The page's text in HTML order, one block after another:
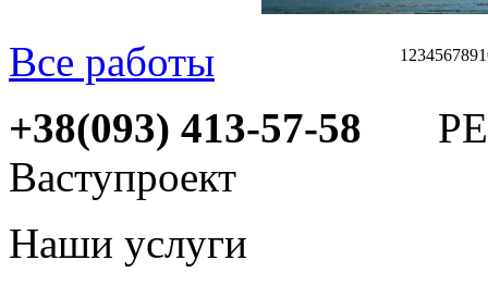
1 23456789
Все работы
+38(093) 413-57-58
Ваступроект
Наши услуги